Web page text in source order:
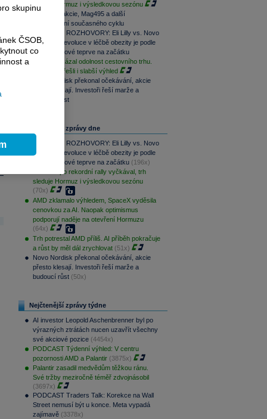
sleduje Hormuz i výsledkovou sezónu
Prémiové akcie, Mag495 a další
pokračování současného cyklu
PODCAST ROZHOVORY: Eli Lilly vs. Novo
Nordisk. Revoluce v léčbě obezity je podle
MUDr. Kunové teprve na začátku
Booking ukázal odolnost cestovního trhu.
Investoři přešli i slabší výhled
Novo Nordisk překonal očekávání, akcie
přesto klesají. Investoři řeší marže a
budoucí růst
Nejčtenější zprávy dne
PODCAST ROZHOVORY: Eli Lilly vs. Novo
Nordisk. Revoluce v léčbě obezity je podle
MUDr. Kunové teprve na začátku (196x)
S&P 500 po rekordní rally vyčkával, trh
sleduje Hormuz i výsledkovou sezónu
(70x)
AMD zklamalo výhledem, SpaceX vyděsila
cenovkou za AI. Naopak optimismus
podporují naděje na otevření Hormuzu
(64x)
Trh potrestal AMD příliš. AI příběh pokračuje
a růst by měl dál zrychlovat (51x)
Novo Nordisk překonal očekávání, akcie
přesto klesají. Investoři řeší marže a
budoucí růst (50x)
Nejčtenější zprávy týdne
AI investor Leopold Aschenbrenner byl po
výrazných ztrátách nucen uzavřít všechny
své akciové pozice (4454x)
PODCAST Týdenní výhled: V centru
pozornosti AMD a Palantir (3875x)
Palantir zasadil medvědům těžkou ránu.
Své tržby meziročně téměř zdvojnásobil
(3697x)
PODCAST Traders Talk: Korekce na Wall
Street nemusí být u konce. Meta vypadá
zajímavě (3378x)
skupinu
ČSOB,
co
a